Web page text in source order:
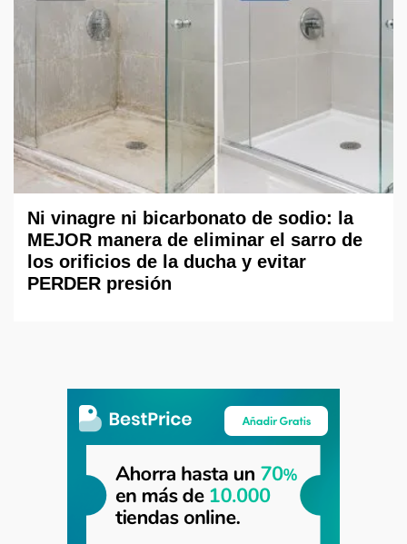
Ni vinagre ni bicarbonato de sodio: la
MEJOR manera de eliminar el sarro de
los orificios de la ducha y evitar
PERDER presión